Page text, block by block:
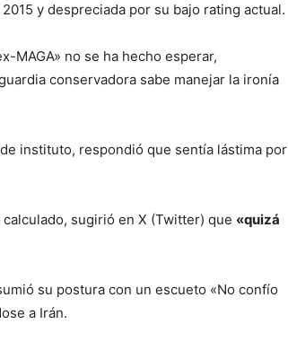
y despreciada por su bajo rating actual.
MAGA» no se ha hecho esperar,
conservadora sabe manejar la ironía
instituto, respondió que sentía lástima por
sugirió en X (Twitter) que «quizá
su postura con un escueto «No confío
a Irán.